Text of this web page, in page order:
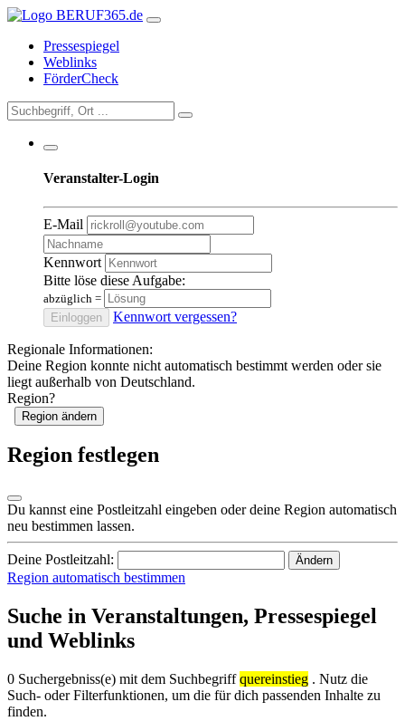
Pressespiegel
Weblinks
FörderCheck
Veranstalter-Login
E-Mail
Kennwort
Bitte löse diese Aufgabe:
abzüglich =
Einloggen
Kennwort vergessen?
Regionale Informationen:
Deine Region konnte nicht automatisch bestimmt werden oder sie
liegt außerhalb von Deutschland.
Region?
Region ändern
Region festlegen
Du kannst eine Postleitzahl eingeben oder deine Region automatisch
neu bestimmen lassen.
Deine Postleitzahl: Ändern
Region automatisch bestimmen
Suche in Veranstaltungen, Pressespiegel
und Weblinks
0 Suchergebniss(e) mit dem Suchbegriffquereinstieg . Nutz die
Such- oder Filterfunktionen, um die für dich passenden Inhalte zu
finden.